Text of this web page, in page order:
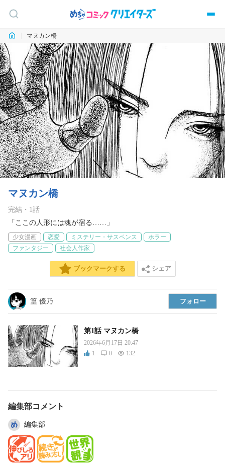
マヌカン橋
マヌカン橋
完結 ・ 1 話
「ここの人形には魂が宿る……」
少女漫画 恋愛 ミステリー・サスペンス
ホラー
ファンタジー
社会人作家
ブックマークする シェア
篁 優乃 フォロー
第1話 マヌカン橋
2026年6月17日 20:47
1
0 132
編集部コメント
編集部